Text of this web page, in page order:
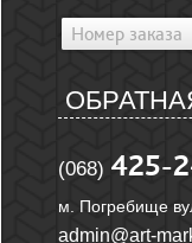
(068) 425-
м. Погребище
admin@art-